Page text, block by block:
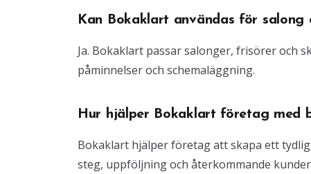
Kan Bokaklart användas för salong
Ja. Bokaklart passar salonger, frisörer och
påminnelser och schemaläggning.
Hur hjälper Bokaklart företag med
Bokaklart hjälper företag att skapa ett
steg, uppföljning och återkommande